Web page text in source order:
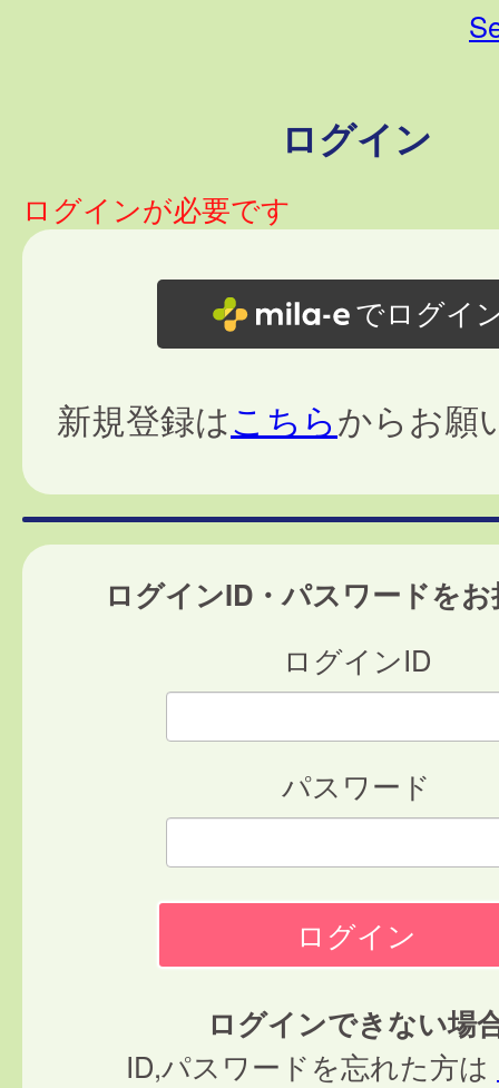
ログイン
ログインが必要です
でログイ
新規登録はこちらからお願
ログインID・パスワードを
ログインID
パスワード
ログインできない場
ID,パスワードを忘れた方は